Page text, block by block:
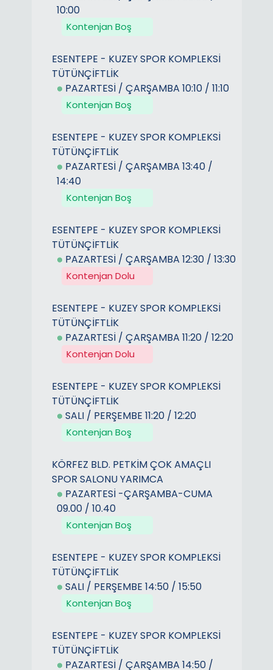
10:00
Kontenjan Boş
ESENTEPE - KUZEY SPOR KOMPLEKSİ
TÜTÜNÇİFTLİK
PAZARTESİ / ÇARŞAMBA 10:10 / 11:10
Kontenjan Boş
ESENTEPE - KUZEY SPOR KOMPLEKSİ
TÜTÜNÇİFTLİK
PAZARTESİ / ÇARŞAMBA 13:40 /
14:40
Kontenjan Boş
ESENTEPE - KUZEY SPOR KOMPLEKSİ
TÜTÜNÇİFTLİK
PAZARTESİ / ÇARŞAMBA 12:30 / 13:30
Kontenjan Dolu
ESENTEPE - KUZEY SPOR KOMPLEKSİ
TÜTÜNÇİFTLİK
PAZARTESİ / ÇARŞAMBA 11:20 / 12:20
Kontenjan Dolu
ESENTEPE - KUZEY SPOR KOMPLEKSİ
TÜTÜNÇİFTLİK
SALI / PERŞEMBE 11:20 / 12:20
Kontenjan Boş
KÖRFEZ BLD. PETKİM ÇOK AMAÇLI
SPOR SALONU YARIMCA
PAZARTESİ -ÇARŞAMBA-CUMA
09.00 / 10.40
Kontenjan Boş
ESENTEPE - KUZEY SPOR KOMPLEKSİ
TÜTÜNÇİFTLİK
SALI / PERŞEMBE 14:50 / 15:50
Kontenjan Boş
ESENTEPE - KUZEY SPOR KOMPLEKSİ
TÜTÜNÇİFTLİK
PAZARTESİ / ÇARŞAMBA 14:50 /